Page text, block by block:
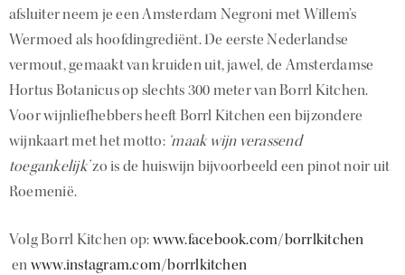
afsluiter neem je een Amsterdam Negroni met Willem’s
Wermoed als hoofdingrediënt. De eerste Nederlandse
vermout, gemaakt van kruiden uit, jawel, de Amsterdamse
Hortus Botanicus op slechts 300 meter van Borrl Kitchen.
Voor wijnliefhebbers heeft Borrl Kitchen een bijzondere
wijnkaart met het motto:‘maak wijn verassend
toegankelijk’zo is de huiswijn bijvoorbeeld een pinot noir uit
Roemenië.
Volg Borrl Kitchen op:www.facebook.com/borrlkitchen
enwww.instagram.com/borrlkitchen